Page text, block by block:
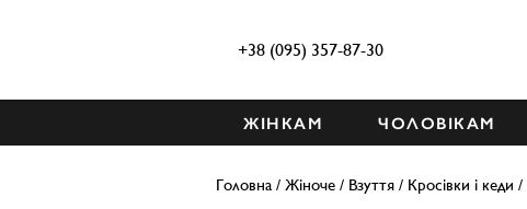
+38 (095) 357-87-30
ЖІНКАМ ЧОЛОВІКАМ
Головна / Жіноче / Взуття / Кросівки і кеди /